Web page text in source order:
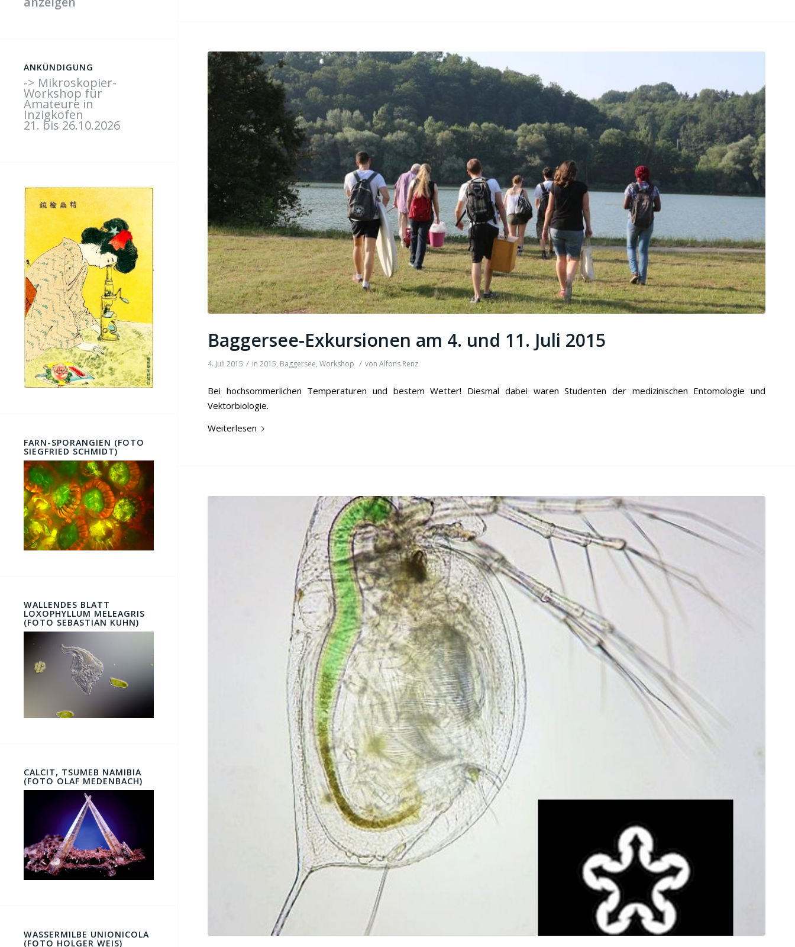
ANKÜNDIGUNG
-> Mikroskopier-
Workshop für
Amateure in
Inzigkofen
21. bis 26.10.2026
FARN-SPORANGIEN (FOTO
SIEGFRIED SCHMIDT)
WALLENDES BLATT
LOXOPHYLLUM MELEAGRIS
(FOTO SEBASTIAN KUHN)
CALCIT, TSUMEB NAMIBIA
(FOTO OLAF MEDENBACH)
WASSERMILBE UNIONICOLA
(FOTO HOLGER WEIS)
Baggersee-Exkursionen am 4. und 11. Juli 2015
4. Juli 2015 / in 2015, Baggersee, Workshop / von Alfons Renz
Bei hochsommerlichen Temperaturen und bestem Wetter! Diesmal dabei waren Studenten der medizinischen Entomologie und
Vektorbiologie.
Weiterlesen